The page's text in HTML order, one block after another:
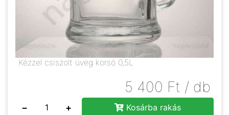
Kézzel csiszolt üveg korsó 0,5L
5 400 Ft / db
− +
Kosárba rakás